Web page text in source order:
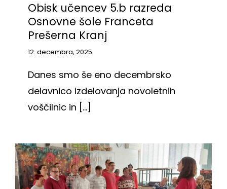
Obisk učencev 5.b razreda
Osnovne šole Franceta
Prešerna Kranj
12. decembra, 2025
Danes smo še eno decembrsko
delavnico izdelovanja novoletnih
voščilnic in [...]